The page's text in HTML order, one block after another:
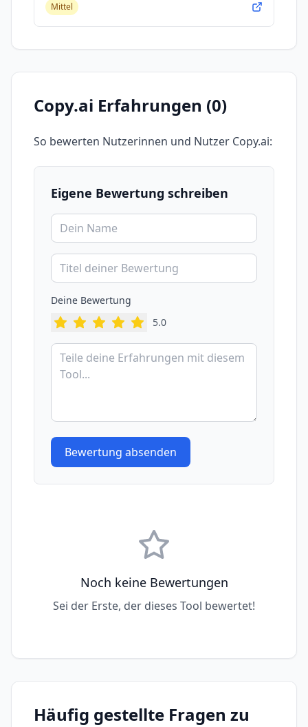
Mittel
Copy.ai Erfahrungen (0)
So bewerten Nutzerinnen und Nutzer Copy.ai:
Eigene Bewertung schreiben
Deine Bewertung
5.0
Bewertung absenden
Noch keine Bewertungen
Sei der Erste, der dieses Tool bewertet!
Häufig gestellte Fragen zu